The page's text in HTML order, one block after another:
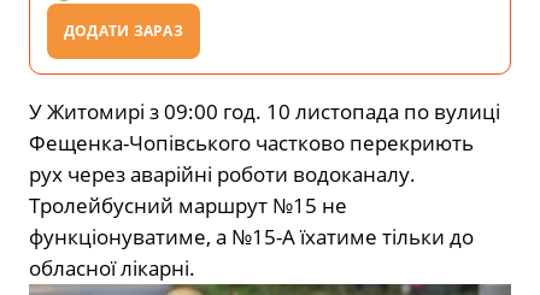
ДОДАТИ ЗАРАЗ
У Житомирі з 09:00 год. 10 листопада по вулиці
Фещенка-Чопівського частково перекриють
рух через аварійні роботи водоканалу.
Тролейбусний маршрут №15 не
функціонуватиме, а №15-А їхатиме тільки до
обласної лікарні.